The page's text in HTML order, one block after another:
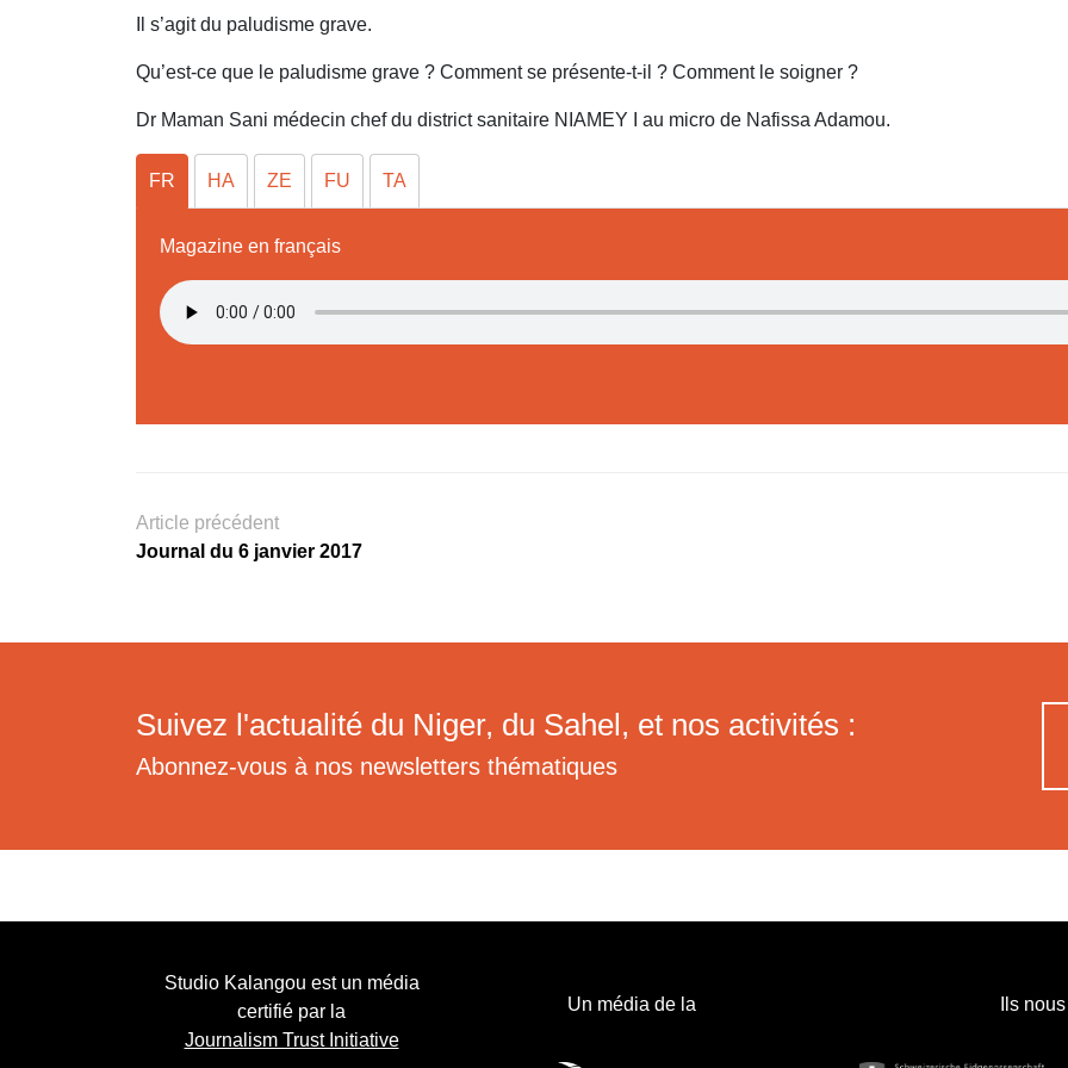
Il s’agit du paludisme grave.
Qu’est-ce que le paludisme grave ? Comment se présente-t-il ? Comment le soigner ?
Dr Maman Sani médecin chef du district sanitaire NIAMEY I au micro de Nafissa Adamou.
FR HA ZE FU TA
Magazine en français
Article précédent
Journal du 6 janvier 2017
Suivez l'actualité du Niger, du Sahel, et nos activités :
Abonnez-vous à nos newsletters thématiques
Studio Kalangou est un média
certifié par la
Journalism Trust Initiative
Un média de la Ils